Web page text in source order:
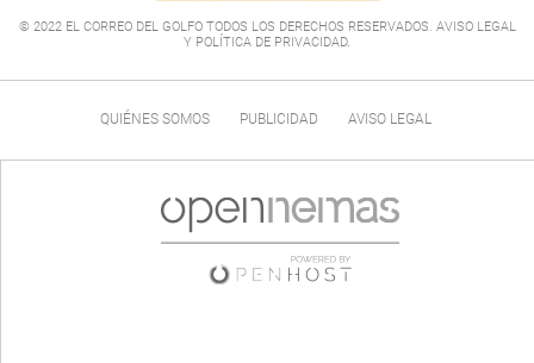
© 2022 EL CORREO DEL GOLFO TODOS LOS DERECHOS RESERVADOS. AVISO LEGAL
Y POLÍTICA DE PRIVACIDAD.
QUIÉNES SOMOS PUBLICIDAD AVISO LEGAL